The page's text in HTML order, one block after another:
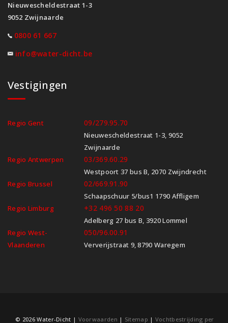
Nieuwescheldestraat 1-3
9052 Zwijnaarde
0800 61 667
info@water-dicht.be
Vestigingen
Regio Gent 09/279.95.70
Nieuwescheldestraat 1-3, 9052
Zwijnaarde
Regio Antwerpen
03/369.60.29
Westpoort 37 bus B, 2070 Zwijndrecht
Regio Brussel
02/669.91.90
Schaapschuur 5/bus1 1790 Affligem
Regio Limburg
+32 496 50 88 20
Adelberg 27 bus B, 3920 Lommel
Regio West-
Vlaanderen
050/96.00.91
Ververijstraat 9, 8790 Waregem
© 2026 Water-Dicht | Voorwaarden | Sitemap | Vochtbestrijding per